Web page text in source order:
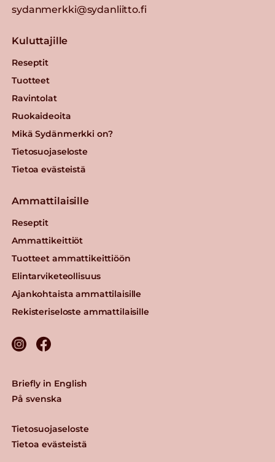
sydanmerkki@sydanliitto.fi
Kuluttajille
Reseptit
Tuotteet
Ravintolat
Ruokaideoita
Mikä Sydänmerkki on?
Tietosuojaseloste
Tietoa evästeistä
Ammattilaisille
Reseptit
Ammattikeittiöt
Tuotteet ammattikeittiöön
Elintarviketeollisuus
Ajankohtaista ammattilaisille
Rekisteriseloste ammattilaisille
Tietosuojaseloste
Tietoa evästeistä
Briefly in English
På svenska